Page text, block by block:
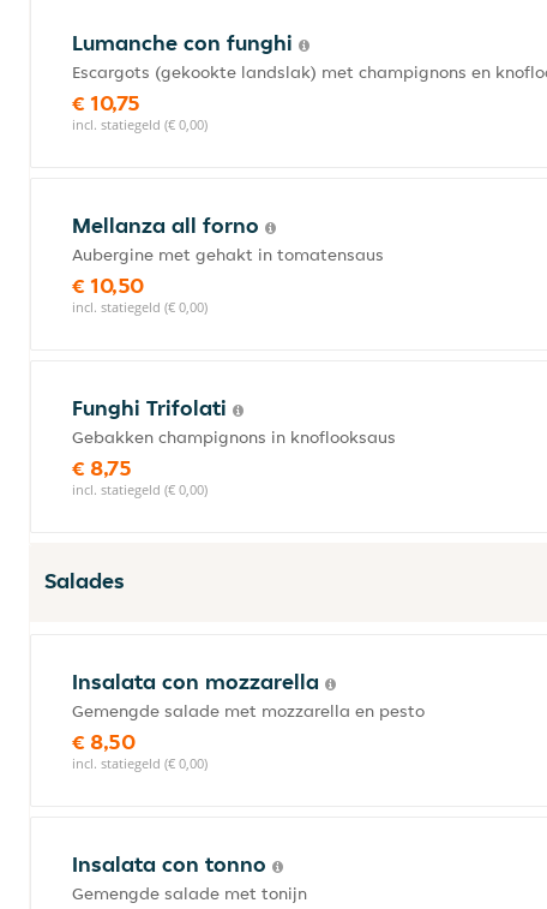
Lumanche con funghi
Escargots (gekookte landslak) met champignons en
€ 10,75
incl. statiegeld (€ 0,00)
Mellanza all forno
Aubergine met gehakt in tomatensaus
€ 10,50
incl. statiegeld (€ 0,00)
Funghi Trifolati
Gebakken champignons in knoflooksaus
€ 8,75
incl. statiegeld (€ 0,00)
Salades
Insalata con mozzarella
Gemengde salade met mozzarella en pesto
€ 8,50
incl. statiegeld (€ 0,00)
Insalata con tonno
Gemengde salade met tonijn